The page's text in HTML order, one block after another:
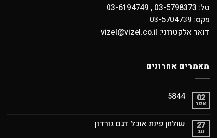
טל: 03-5798373 , 03-6194749
פקס: 03-5704739
דואר אלקטרוני: vizel@vizel.co.il
מאמרים אחרונים
02
אפר
5844
27
נוב
שולחן פינת אוכל דגם גורדון